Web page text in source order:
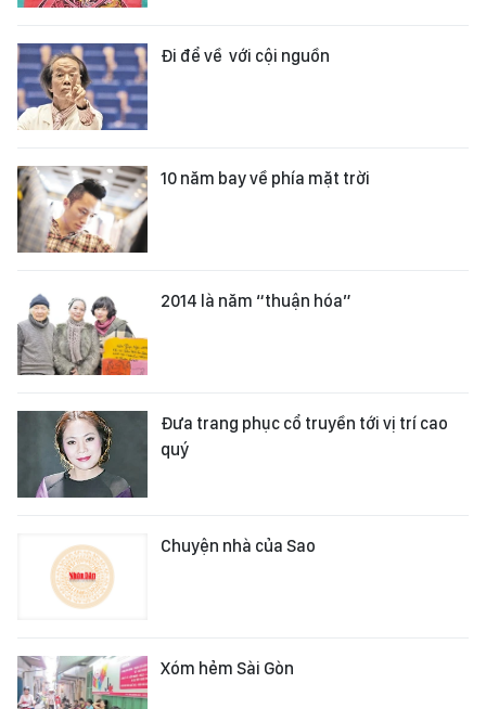
Ði để về với cội nguồn
10 năm bay về phía mặt trời
2014 là năm “thuận hóa”
Đưa trang phục cổ truyền tới vị trí cao
quý
Chuyện nhà của Sao
Xóm hẻm Sài Gòn